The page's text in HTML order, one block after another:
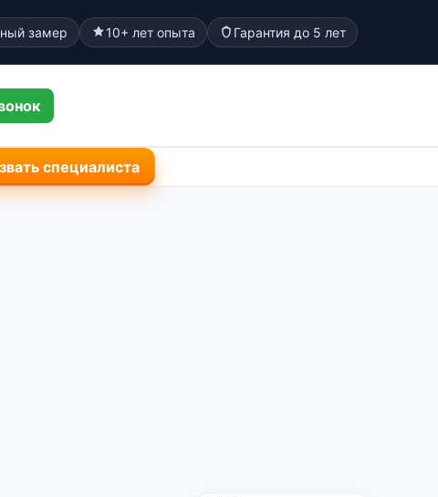
замер 10+ лет опыта Гарантия до 5 лет
специалиста